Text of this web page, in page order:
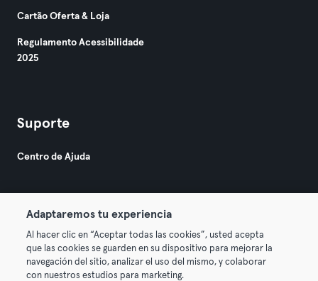
Cartão Oferta & Loja
Regulamento Acessibilidade
2025
Suporte
Centro de Ajuda
© 2026 Urban Sports Group GmbH. All rights reserved.
Termos & Condições Privacidade
Adaptaremos tu experiencia
Al hacer clic en “Aceptar todas las cookies”, usted acepta
que las cookies se guarden en su dispositivo para mejorar la
navegación del sitio, analizar el uso del mismo, y colaborar
con nuestros estudios para marketing.